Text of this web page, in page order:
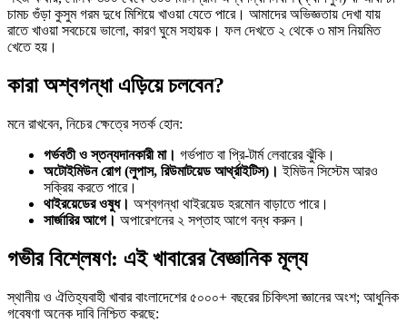
চামচ গুঁড়া কুসুম গরম দুধে মিশিয়ে খাওয়া যেতে পারে। আমাদের অভিজ্ঞতায় দেখা যায়
রাতে খাওয়া সবচেয়ে ভালো, কারণ ঘুমে সহায়ক। ফল দেখতে ২ থেকে ৩ মাস নিয়মিত
খেতে হয়।
কারা অশ্বগন্ধা এড়িয়ে চলবেন?
মনে রাখবেন, নিচের ক্ষেত্রে সতর্ক হোন:
গর্ভবতী ও স্তন্যদানকারী মা। গর্ভপাত বা প্রি-টার্ম লেবারের ঝুঁকি।
অটোইমিউন রোগ (লুপাস, রিউমাটয়েড আর্থ্রাইটিস)। ইমিউন সিস্টেম আরও
সক্রিয় করতে পারে।
থাইরয়েডের ওষুধ। অশ্বগন্ধা থাইরয়েড হরমোন বাড়াতে পারে।
সার্জারির আগে। অপারেশনের ২ সপ্তাহ আগে বন্ধ করুন।
গভীর বিশ্লেষণ: এই খাবারের বৈজ্ঞানিক মূল্য
স্থানীয় ও ঐতিহ্যবাহী খাবার বাংলাদেশের ৫০০০+ বছরের চিকিৎসা জ্ঞানের অংশ; আধুনিক
গবেষণা অনেক দাবি নিশ্চিত করছে: